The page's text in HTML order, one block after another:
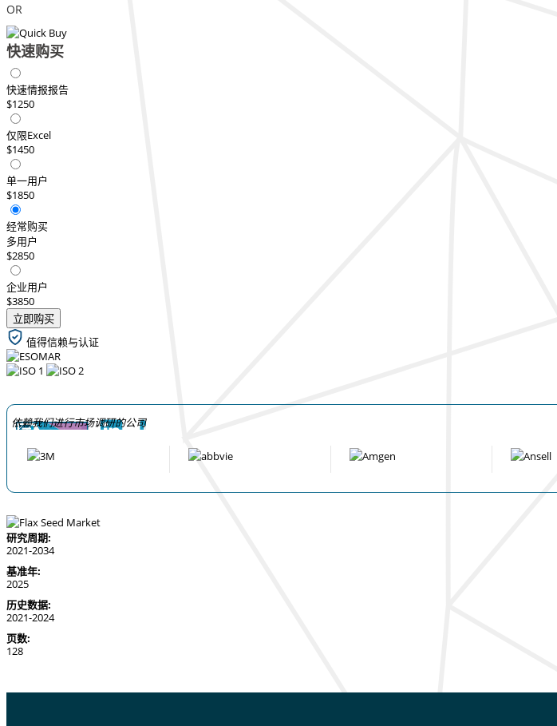
OR
快速购买
快速情报报告
$1250
仅限Excel
$1450
单一用户
$1850
经常购买
多用户
$2850
企业用户
$3850
立即购买
值得信赖与认证
依赖我们进行市场调研的公司
研究周期:
2021-2034
基准年:
2025
历史数据:
2021-2024
页数:
128